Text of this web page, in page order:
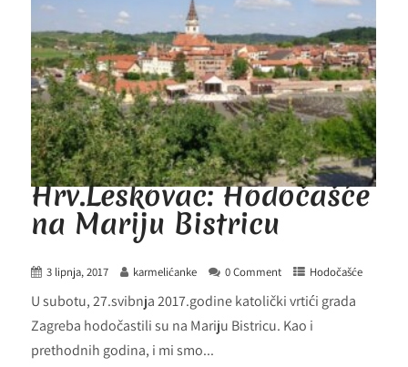
Hrv.Leskovac: Hodočašće
na Mariju Bistricu
3 lipnja, 2017 karmelićanke 0 Comment Hodočašće
U subotu, 27.svibnja 2017.godine katolički vrtići grada
Zagreba hodočastili su na Mariju Bistricu. Kao i
prethodnih godina, i mi smo...